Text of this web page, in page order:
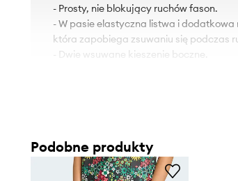
- Prosty, nie blokujący ruchów fason.
- W pasie elastyczna listwa i
która zapobiega zsuwaniu się podczas
- Dwie wsuwane kieszenie boczne.
Podobne produkty